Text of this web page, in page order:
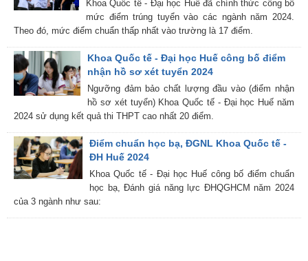
Khoa Quốc tế - Đại học Huế đã chính thức công bố
mức điểm trúng tuyển vào các ngành năm 2024.
Theo đó, mức điểm chuẩn thấp nhất vào trường là 17 điểm.
Khoa Quốc tế - Đại học Huế công bố điểm
nhận hồ sơ xét tuyển 2024
Ngưỡng đảm bảo chất lượng đầu vào (điểm nhận
hồ sơ xét tuyển) Khoa Quốc tế - Đại học Huế năm
2024 sử dụng kết quả thi THPT cao nhất 20 điểm.
Điểm chuẩn học bạ, ĐGNL Khoa Quốc tế -
ĐH Huế 2024
Khoa Quốc tế - Đại học Huế công bố điểm chuẩn
học bạ, Đánh giá năng lực ĐHQGHCM năm 2024
của 3 ngành như sau: